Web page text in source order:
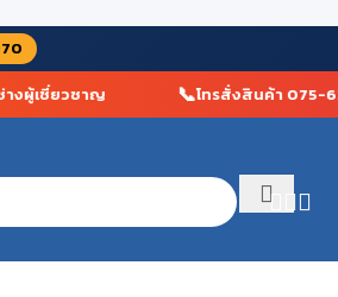
เชี่ยวชาญ โทรสั่งสินค้า 075-